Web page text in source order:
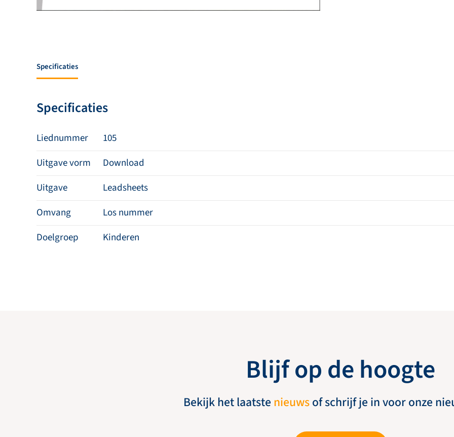
Specificaties
Specificaties
Liednummer
105
Uitgave vorm
Download
Uitgave
Leadsheets
Omvang
Los nummer
Doelgroep
Kinderen
Blijf op de hoogte
Bekijk het laatste nieuwsof schrijf je in voor onze